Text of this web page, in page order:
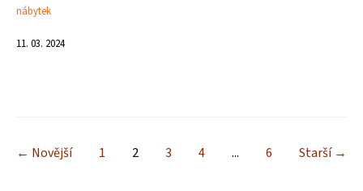
nábytek
11. 03. 2024
← Novější 1 2 3 4 ... 6 Starší →